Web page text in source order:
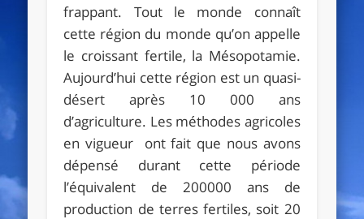
frappant. Tout le monde connaît
cette région du monde qu’on appelle
le croissant fertile, la Mésopotamie.
Aujourd’hui cette région est un quasi-
désert après 10 000 ans
d’agriculture. Les méthodes agricoles
en vigueur ont fait que nous avons
dépensé durant cette période
l’équivalent de 200000 ans de
production de terres fertiles, soit 20